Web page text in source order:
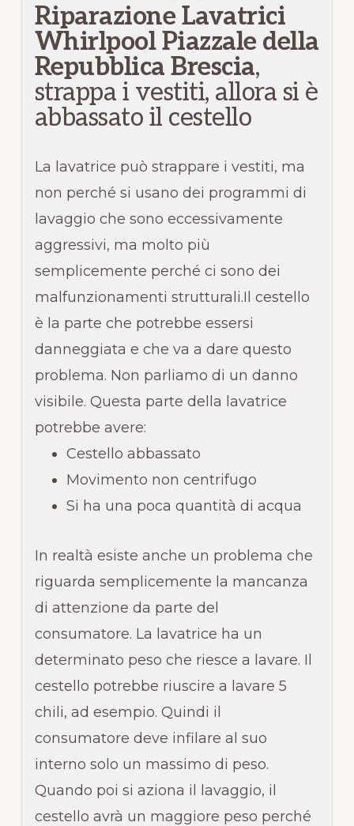
Riparazione Lavatrici
Whirlpool Piazzale della
Repubblica Brescia,
strappa i vestiti, allora si è
abbassato il cestello
La lavatrice può strappare i vestiti, ma
non perché si usano dei programmi di
lavaggio che sono eccessivamente
aggressivi, ma molto più
semplicemente perché ci sono dei
malfunzionamenti strutturali.Il cestello
è la parte che potrebbe essersi
danneggiata e che va a dare questo
problema. Non parliamo di un danno
visibile. Questa parte della lavatrice
potrebbe avere:
Cestello abbassato
Movimento non centrifugo
Si ha una poca quantità di acqua
In realtà esiste anche un problema che
riguarda semplicemente la mancanza
di attenzione da parte del
consumatore. La lavatrice ha un
determinato peso che riesce a lavare. Il
cestello potrebbe riuscire a lavare 5
chili, ad esempio. Quindi il
consumatore deve infilare al suo
interno solo un massimo di peso.
Quando poi si aziona il lavaggio, il
cestello avrà un maggiore peso perché